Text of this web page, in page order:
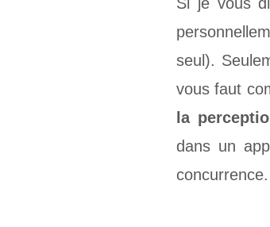
seul).
vous faut
la
dans un
concurrence.